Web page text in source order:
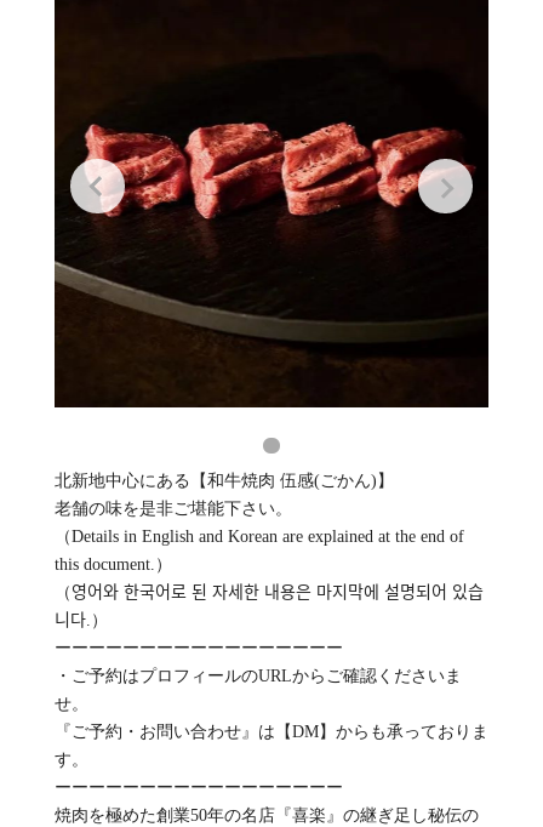
北新地中心にある【和牛焼肉 伍感(ごかん)】
老舗の味を是非ご堪能下さい。
（Details in English and Korean are explained at the end of
this document.）
（영어와 한국어로 된 자세한 내용은 마지막에 설명되어 있습
니다.）
ーーーーーーーーーーーーーーーーー
・ご予約はプロフィールのURLからご確認くださいま
せ。
『ご予約・お問い合わせ』は【DM】からも承っておりま
す。
ーーーーーーーーーーーーーーーーー
焼肉を極めた創業50年の名店『喜楽』の継ぎ足し秘伝の